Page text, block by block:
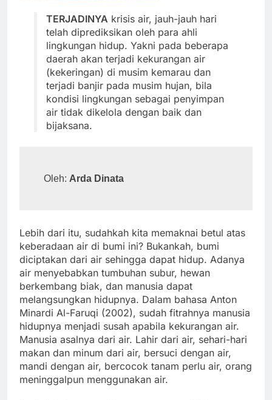
TERJADINYA krisis air, jauh-jauh hari
telah diprediksikan oleh para ahli
lingkungan hidup. Yakni pada beberapa
daerah akan terjadi kekurangan air
(kekeringan) di musim kemarau dan
terjadi banjir pada musim hujan, bila
kondisi lingkungan sebagai penyimpan
air tidak dikelola dengan baik dan
bijaksana.
Oleh: Arda Dinata
Lebih dari itu, sudahkah kita memaknai betul atas
keberadaan air di bumi ini? Bukankah, bumi
diciptakan dari air sehingga dapat hidup. Adanya
air menyebabkan tumbuhan subur, hewan
berkembang biak, dan manusia dapat
melangsungkan hidupnya. Dalam bahasa Anton
Minardi Al-Faruqi (2002), sudah fitrahnya manusia
hidupnya menjadi susah apabila kekurangan air.
Manusia asalnya dari air. Lahir dari air, sehari-hari
makan dan minum dari air, bersuci dengan air,
mandi dengan air, bercocok tanam perlu air, orang
meninggalpun menggunakan air.